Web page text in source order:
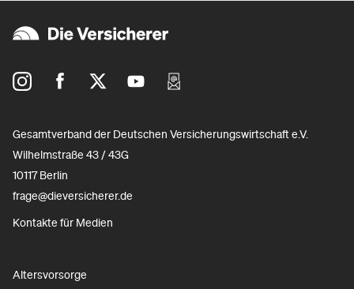
Gesamtverband der Deutschen Versicherungswirtschaft e.V.
Wilhelmstraße 43 / 43G
10117 Berlin
frage@dieversicherer.de
Kontakte für Medien
Altersvorsorge